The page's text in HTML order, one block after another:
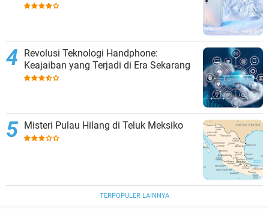
Revolusi Teknologi Handphone:
Keajaiban yang Terjadi di Era Sekarang
Misteri Pulau Hilang di Teluk Meksiko
TERPOPULER LAINNYA